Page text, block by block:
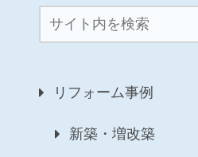
リフォーム事例
新築・増改築